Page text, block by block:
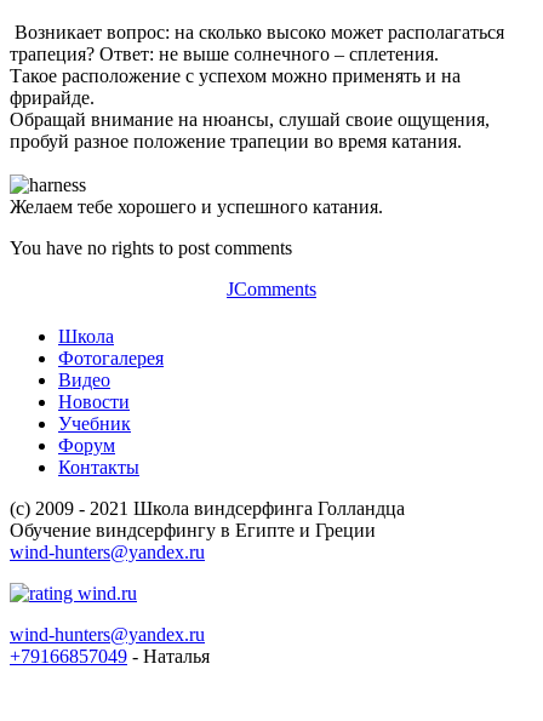
Возникает вопрос: на сколько высоко может располагаться
трапеция? Ответ: не выше солнечного – сплетения.
Такое расположение с успехом можно применять и на
фрирайде.
Обращай внимание на нюансы, слушай своие ощущения,
пробуй разное положение трапеции во время катания.
Желаем тебе хорошего и успешного катания.
You have no rights to post comments
JComments
Школа
Фотогалерея
Видео
Новости
Учебник
Форум
Контакты
(c) 2009 - 2021 Школа виндсерфинга Голландца
Обучение виндсерфингу в Египте и Греции
wind-hunters@yandex.ru
wind-hunters@yandex.ru
+79166857049 - Наталья